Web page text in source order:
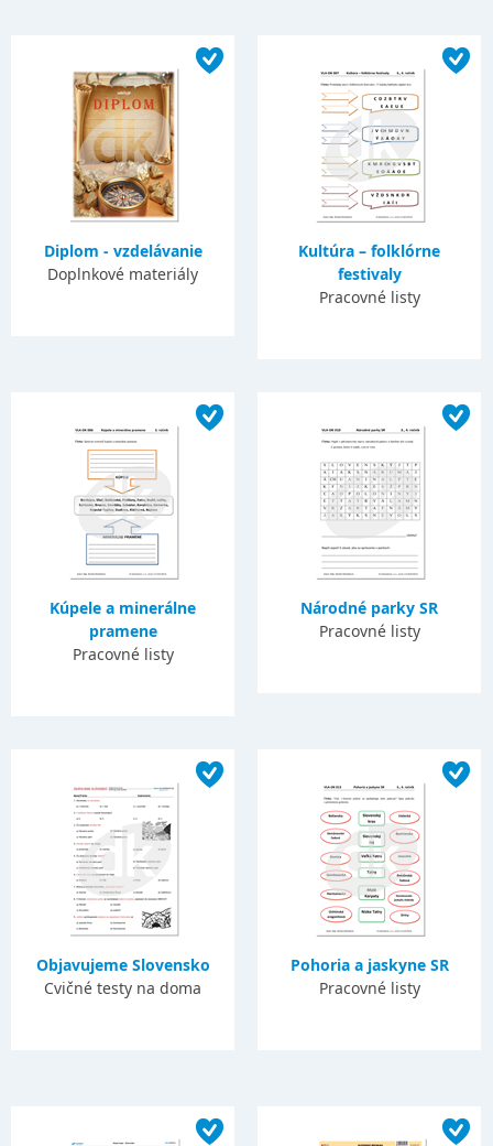
Diplom - vzdelávanie
Doplnkové materiály
Kultúra – folklórne
festivaly
Pracovné listy
Kúpele a minerálne
pramene
Pracovné listy
Národné parky SR
Pracovné listy
Objavujeme Slovensko
Cvičné testy na doma
Pohoria a jaskyne SR
Pracovné listy